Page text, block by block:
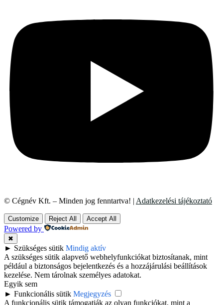
© Cégnév Kft. – Minden jog fenntartva! | Adatkezelési tájékoztató
Customize Reject All Accept All
Powered by
✖
► Szükséges sütik Mindig aktív
A szükséges sütik alapvető webhelyfunkciókat biztosítanak, mint
például a biztonságos bejelentkezés és a hozzájárulási beállítások
kezelése. Nem tárolnak személyes adatokat.
Egyik sem
► Funkcionális sütik Megjegyzés
A funkcionális sütik támogatják az olyan funkciókat, mint a